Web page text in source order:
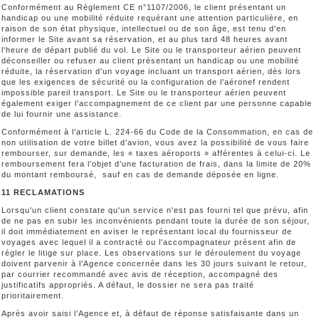
Conformément au Règlement CE n°1107/2006, le client présentant un
handicap ou une mobilité réduite requérant une attention particulière, en
raison de son état physique, intellectuel ou de son âge, est tenu d'en
informer le Site avant sa réservation, et au plus tard 48 heures avant
l'heure de départ publié du vol. Le Site ou le transporteur aérien peuvent
déconseiller ou refuser au client présentant un handicap ou une mobilité
réduite, la réservation d'un voyage incluant un transport aérien, dès lors
que les exigences de sécurité ou la configuration de l'aéronef rendent
impossible pareil transport. Le Site ou le transporteur aérien peuvent
également exiger l'accompagnement de ce client par une personne capable
de lui fournir une assistance.
Conformément à l’article L. 224-66 du Code de la Consommation, en cas de
non utilisation de votre billet d’avion, vous avez la possibilité de vous faire
rembourser, sur demande, les « taxes aéroports » afférentes à celui-ci. Le
remboursement fera l’objet d’une facturation de frais, dans la limite de 20%
du montant remboursé, sauf en cas de demande déposée en ligne.
11 RECLAMATIONS
Lorsqu'un client constate qu'un service n'est pas fourni tel que prévu, afin
de ne pas en subir les inconvénients pendant toute la durée de son séjour,
il doit immédiatement en aviser le représentant local du fournisseur de
voyages avec lequel il a contracté ou l'accompagnateur présent afin de
régler le litige sur place. Les observations sur le déroulement du voyage
doivent parvenir à l’Agence concernée dans les 30 jours suivant le retour,
par courrier recommandé avec avis de réception, accompagné des
justificatifs appropriés. A défaut, le dossier ne sera pas traité
prioritairement.
Après avoir saisi l’Agence et, à défaut de réponse satisfaisante dans un